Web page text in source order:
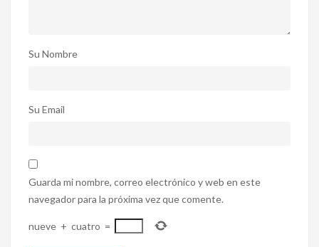
Su Nombre
Su Email
Guarda mi nombre, correo electrónico y web en este
navegador para la próxima vez que comente.
nueve + cuatro =